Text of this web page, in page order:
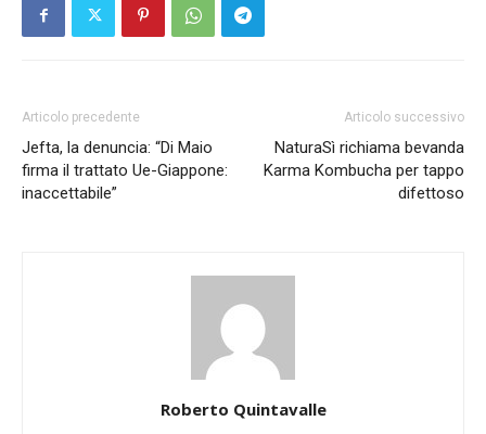
Articolo precedente
Jefta, la denuncia: “Di Maio
firma il trattato Ue-Giappone:
inaccettabile”
Articolo successivo
NaturaSì richiama bevanda
Karma Kombucha per tappo
difettoso
Roberto Quintavalle